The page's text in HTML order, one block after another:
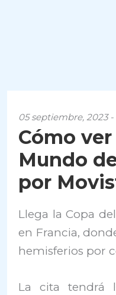
05 septiembre, 2023 -
Cómo
Mundo
por
Llega la Copa
en Francia,
hemisferios por
La cita tendrá